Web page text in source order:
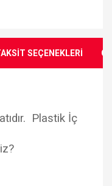
SEÇENEKLERİ
Plastik İç